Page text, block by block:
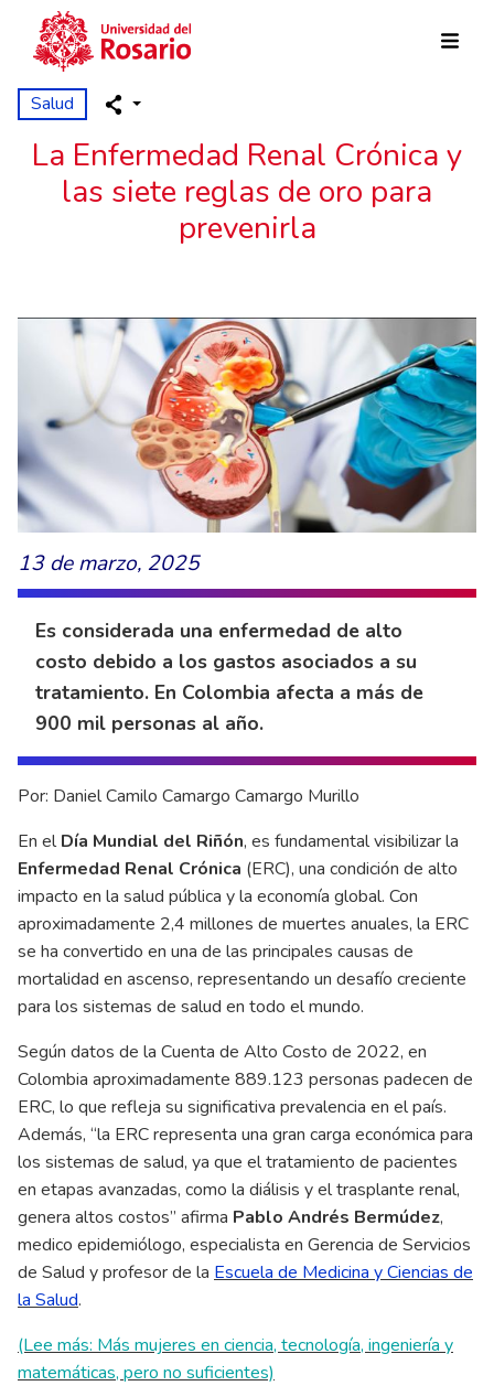
Pasar al contenido principal
Salud
La Enfermedad Renal Crónica y
las siete reglas de oro para
prevenirla
13 de marzo, 2025
Es considerada una enfermedad de alto
costo debido a los gastos asociados a su
tratamiento. En Colombia afecta a más de
900 mil personas al año.
Por: Daniel Camilo Camargo Camargo Murillo
En elDía Mundial del Riñón, es fundamental visibilizar la
Enfermedad Renal Crónica (ERC), una condición de alto
impacto en la salud pública y la economía global. Con
aproximadamente 2,4 millones de muertes anuales, la ERC
se ha convertido en una de las principales causas de
mortalidad en ascenso, representando un desafío creciente
para los sistemas de salud en todo el mundo.
Según datos de la Cuenta de Alto Costo de 2022, en
Colombia aproximadamente 889.123 personas padecen de
ERC, lo que refleja su significativa prevalencia en el país.
Además, “la ERC representa una gran carga económica para
los sistemas de salud, ya que el tratamiento de pacientes
en etapas avanzadas, como la diálisis y el trasplante renal,
genera altos costos” afirma Pablo Andrés Bermúdez,
medico epidemiólogo, especialista en Gerencia de Servicios
de Salud y profesor de la Escuela de Medicina y Ciencias de
la Salud.
(Lee más: Más mujeres en ciencia, tecnología, ingeniería y
matemáticas, pero no suficientes)